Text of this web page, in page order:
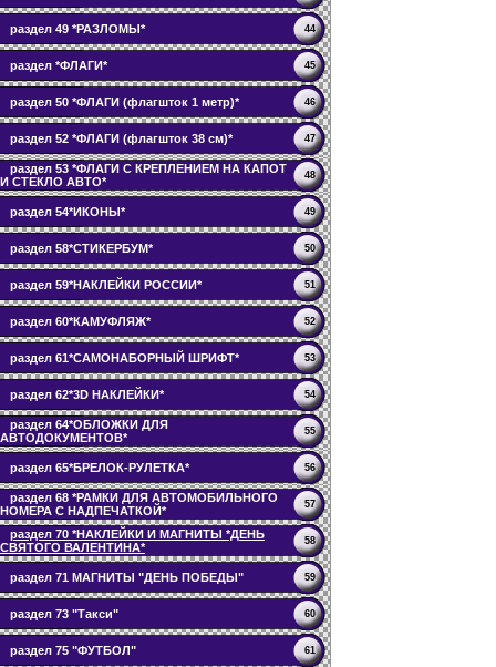
раздел 49 *РАЗЛОМЫ* 44
раздел *ФЛАГИ* 45
раздел 50 *ФЛАГИ (флагшток 1 метр)* 46
раздел 52 *ФЛАГИ (флагшток 38 см)* 47
раздел 53 *ФЛАГИ С КРЕПЛЕНИЕМ НА КАПОТ
И СТЕКЛО АВТО*
48
раздел 54*ИКОНЫ* 49
раздел 58*СТИКЕРБУМ* 50
раздел 59*НАКЛЕЙКИ РОССИИ* 51
раздел 60*КАМУФЛЯЖ* 52
раздел 61*САМОНАБОРНЫЙ ШРИФТ* 53
раздел 62*3D НАКЛЕЙКИ* 54
раздел 64*ОБЛОЖКИ ДЛЯ
АВТОДОКУМЕНТОВ*
55
раздел 65*БРЕЛОК-РУЛЕТКА* 56
раздел 68 *РАМКИ ДЛЯ АВТОМОБИЛЬНОГО
НОМЕРА С НАДПЕЧАТКОЙ*
57
раздел 70 *НАКЛЕЙКИ И МАГНИТЫ *ДЕНЬ
СВЯТОГО ВАЛЕНТИНА*
58
раздел 71 МАГНИТЫ "ДЕНЬ ПОБЕДЫ" 59
раздел 73 "Такси" 60
раздел 75 "ФУТБОЛ" 61